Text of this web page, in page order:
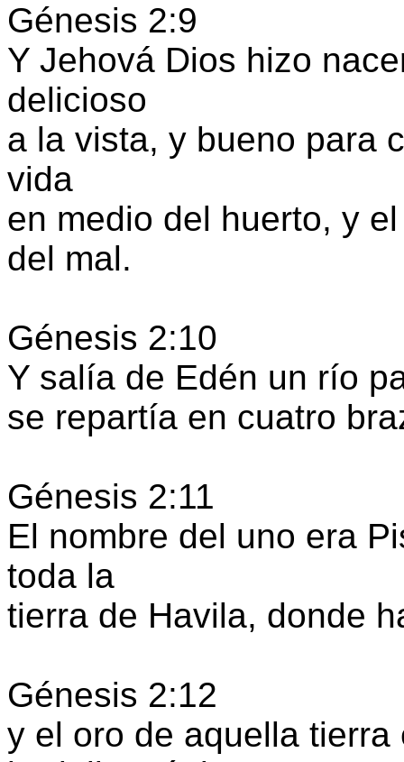
Génesis 2:9
Y Jehová Dios hizo
delicioso
a la vista, y bueno para
vida
en medio del huerto, y
del mal.
Génesis 2:10
Y salía de Edén un río
se repartía en cuatro
Génesis 2:11
El nombre del uno era
toda la
tierra de Havila, donde
Génesis 2:12
y el oro de aquella